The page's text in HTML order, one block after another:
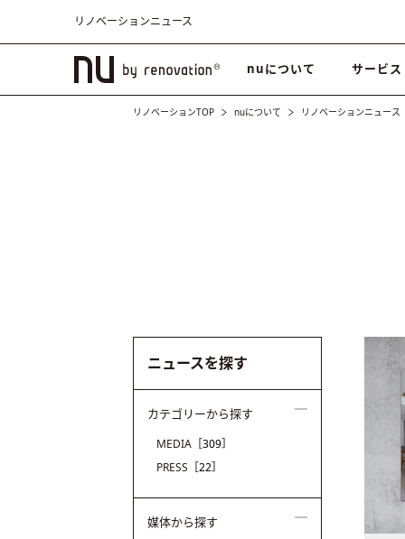
リノベーションニュース
nuについて サービス
リノベーションTOP nuについて リノベーションニュース
ニュースを探す
カテゴリーから探す
MEDIA ［309］
PRESS ［22］
媒体から探す